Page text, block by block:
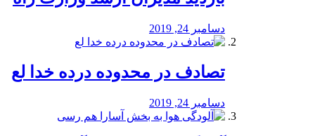
دسامبر 24, 2019
تصادف در محدوده درده خدا لع
دسامبر 24, 2019